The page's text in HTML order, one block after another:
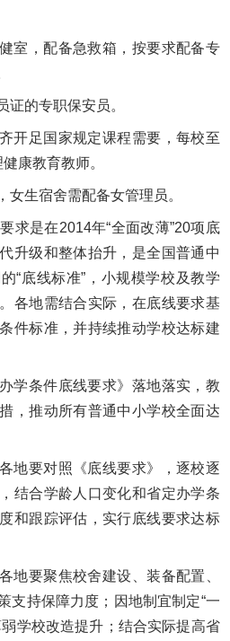
室，配备急救箱，按要求配备专
证的专职保安员。
开足国家规定课程需要，每校至
康教育教师。
女生宿舍需配备女管理员。
求是在2014年“全面改薄”20项底
升级和整体抬升，是全国普通中
“底线标准”，小规模学校及教学
各地需结合实际，在底线要求基
件标准，并持续推动学校达标建
学条件底线要求》落地落实，教
，推动所有普通中小学校全面达
各地要对照《底线要求》，逐校逐
结合学龄人口变化和省定办学条
和跟踪评估，实行底线要求达标
各地要聚焦校舍建设、装备配置、
支持保障力度；因地制宜制定“一
学校改造提升；结合实际提高省